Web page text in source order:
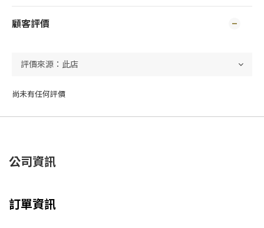
顧客評價
尚未有任何評價
公司資訊
訂單資訊